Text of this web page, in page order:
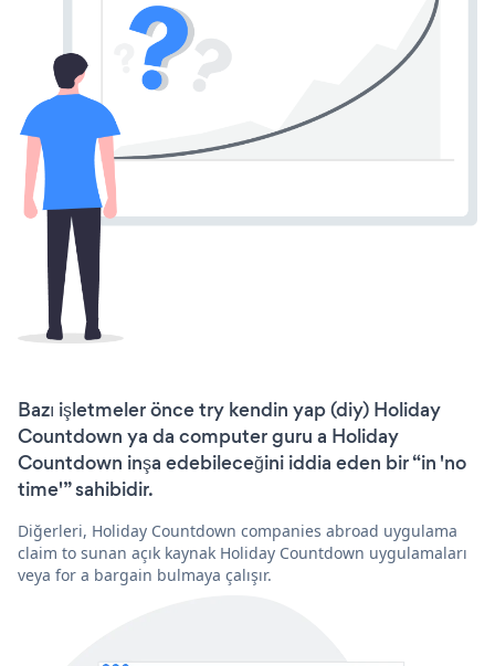
Bazı işletmeler önce try kendin yap (diy) Holiday
Countdown ya da computer guru a Holiday
Countdown inşa edebileceğini iddia eden bir “in 'no
time'” sahibidir.
Diğerleri, Holiday Countdown companies abroad uygulama
claim to sunan açık kaynak Holiday Countdown uygulamaları
veya for a bargain bulmaya çalışır.